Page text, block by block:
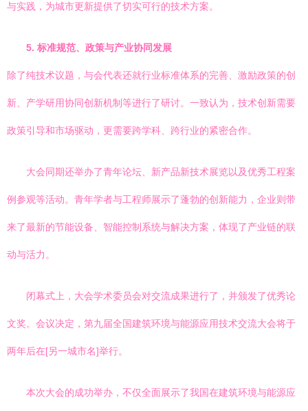
与实践，为城市更新提供了切实可行的技术方案。
5. 标准规范、政策与产业协同发展
除了纯技术议题，与会代表还就行业标准体系的完善、激励政策的创
新、产学研用协同创新机制等进行了研讨。一致认为，技术创新需要
政策引导和市场驱动，更需要跨学科、跨行业的紧密合作。
大会同期还举办了青年论坛、新产品新技术展览以及优秀工程案
例参观等活动。青年学者与工程师展示了蓬勃的创新能力，企业则带
来了最新的节能设备、智能控制系统与解决方案，体现了产业链的联
动与活力。
闭幕式上，大会学术委员会对交流成果进行了，并颁发了优秀论
文奖。会议决定，第九届全国建筑环境与能源应用技术交流大会将于
两年后在[另一城市名]举行。
本次大会的成功举办，不仅全面展示了我国在建筑环境与能源应